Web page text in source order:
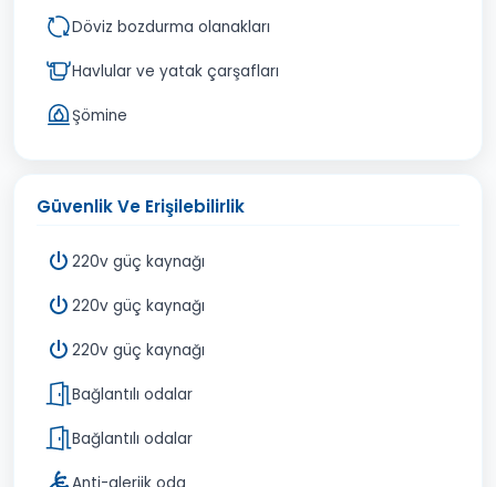
Döviz bozdurma olanakları
Havlular ve yatak çarşafları
Şömine
Güvenlik Ve Erişilebilirlik
220v güç kaynağı
220v güç kaynağı
220v güç kaynağı
Bağlantılı odalar
Bağlantılı odalar
Anti-alerjik oda